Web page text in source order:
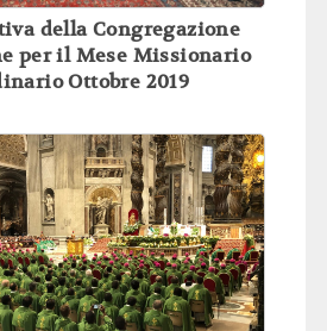
della Congregazione
per il Mese Missionario
Ottobre 2019